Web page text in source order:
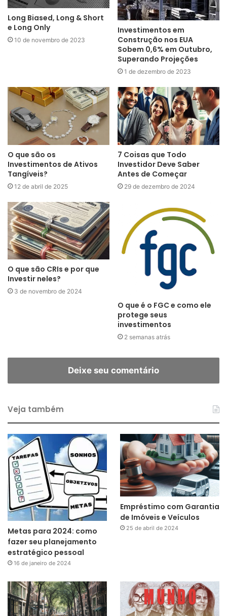
Long Biased, Long & Short
e Long Only
10 de novembro de 2023
Investimentos em
Construção nos EUA
Sobem 0,6% em Outubro,
Superando Projeções
1 de dezembro de 2023
O que são os
Investimentos de Ativos
Tangíveis?
12 de abril de 2025
7 Coisas que Todo
Investidor Deve Saber
Antes de Começar
29 de dezembro de 2024
O que são CRIs e por que
Investir neles?
3 de novembro de 2024
O que é o FGC e como ele
protege seus
investimentos
2 semanas atrás
Deixe seu comentário
Veja também
Metas para 2024: como
fazer seu planejamento
estratégico pessoal
16 de janeiro de 2024
Empréstimo com Garantia
de Imóveis e Veículos
25 de abril de 2024